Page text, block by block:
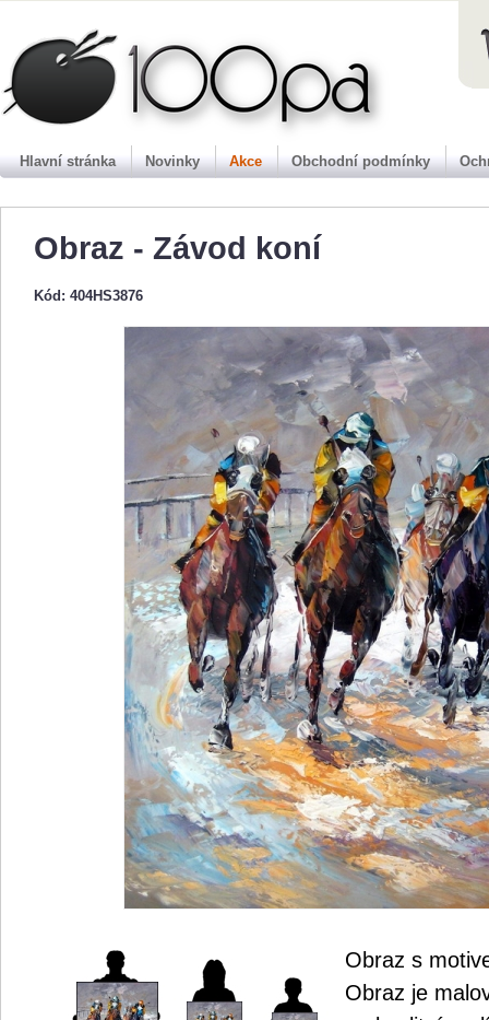
100pa
Obraz - Závod koní
Kód: 404HS3876
Obraz s
Obraz je
Hlavní stránka Novinky Akce Obchodní podmínky